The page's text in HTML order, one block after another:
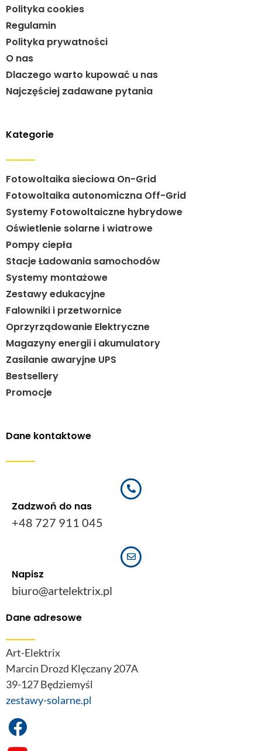
Polityka cookies
Regulamin
Polityka prywatności
O nas
Dlaczego warto kupować u nas
Najczęściej zadawane pytania
Kategorie
Fotowoltaika sieciowa On-Grid
Fotowoltaika autonomiczna Off-Grid
Systemy Fotowoltaiczne hybrydowe
Oświetlenie solarne i wiatrowe
Pompy ciepła
Stacje Ładowania samochodów
Systemy montażowe
Zestawy edukacyjne
Falowniki i przetwornice
Oprzyrządowanie Elektryczne
Magazyny energii i akumulatory
Zasilanie awaryjne UPS
Bestsellery
Promocje
Dane kontaktowe
Zadzwoń do nas
+48 727 911 045
Napisz
biuro@artelektrix.pl
Dane adresowe
Art-Elektrix
Marcin Drozd Klęczany 207A
39-127 Będziemyśl
zestawy-solarne.pl